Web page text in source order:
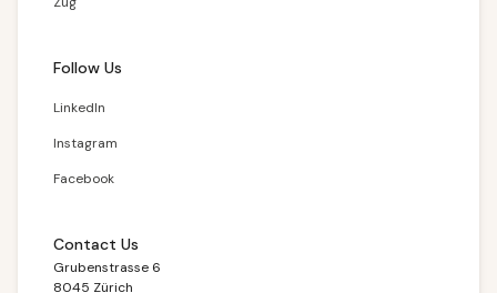
Follow Us
LinkedIn
Instagram
Facebook
Contact Us
Grubenstrasse 6
8045 Zürich